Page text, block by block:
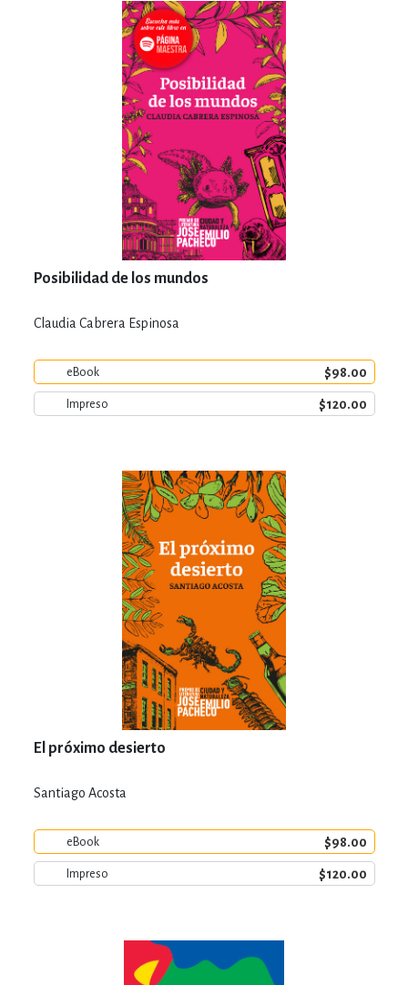
Posibilidad de los mundos
Claudia Cabrera Espinosa
eBook $98.00
Impreso $120.00
El próximo desierto
Santiago Acosta
eBook $98.00
Impreso $120.00